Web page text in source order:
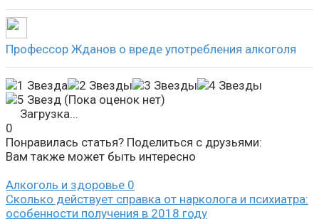
Профессор Жданов о вреде употребления алкоголя
(Пока оценок нет)
Загрузка...
0
Понравилась статья? Поделиться с друзьями:
Вам также может быть интересно
Алкоголь и здоровье 0
Сколько действует справка от нарколога и психиатра:
особенности получения в 2018 году